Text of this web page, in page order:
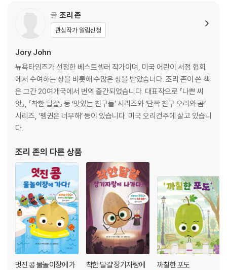
글 조리 존
관심작가 알림신청
Jory John
뉴욕타임즈가 선정한 베스트셀러 작가이며, 미국 어린이 서점 협회
에서 수여하는 상을 비롯해 수많은 상을 받았습니다. 조리 존이 쓴 책
은 그간 20여개국에서 번역 출간되었습니다. 대표작으로 『나쁜 씨
앗』, 『착한 달걀』 등 ‘맛있는 친구들’ 시리즈와 ‘단짝 친구 오리와 곰’
시리즈, ‘펭귄은 너무해’ 등이 있습니다. 미국 오리건주에 살고 있습니
다.
조리 존의 다른 상품
멋진 콩 물놀이장에 가
착한 달걀 장기자랑에
까칠한 포도